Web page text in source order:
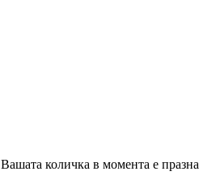
Вашата количка в момента е празна